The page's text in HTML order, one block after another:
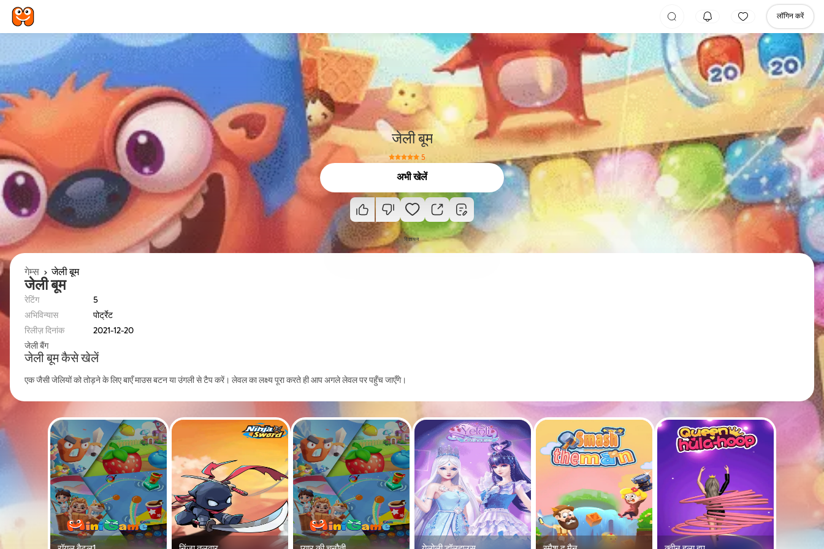
लॉगिन करें
जेली बूम
5
अभी खेलें
विज्ञापन
गेम्स जेली बूम
जेली बूम
रेटिंग
5
अभिविन्यास
पोर्ट्रेट
रिलीज़ दिनांक
2021-12-20
जेली बैंग
जेली बूम कैसे खेलें
एक जैसी जेलियों को तोड़ने के लिए बाएँ माउस बटन या उंगली से टैप करें। लेवल का लक्ष्य पूरा करते ही आप अगले लेवल पर पहुँच जाएँगे।